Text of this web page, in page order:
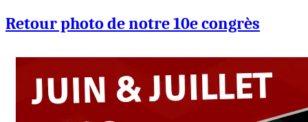
Retour photo de notre 10e congrès